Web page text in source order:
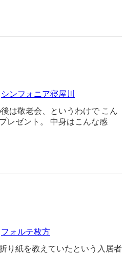
シンフォニア寝屋川
は敬老会、というわけで こん
レゼント。 中身はこんな感
フォルテ枚方
り紙を教えていたという入居者